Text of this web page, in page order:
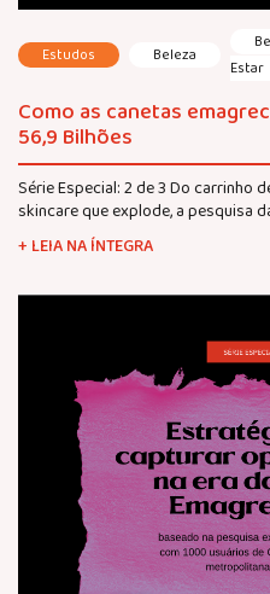
Estudos Beleza
Estar
Como as canetas
56,9 Bilhões
Série Especial: 2 de 3 Do carrinho
skincare que explode, a pesquisa
+ LEIA NA ÍNTEGRA